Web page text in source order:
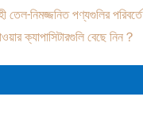
নিমজ্জনিত পণ্যগুলির পরিবর্তে
ক্যাপাসিটারগুলি বেছে নিন？